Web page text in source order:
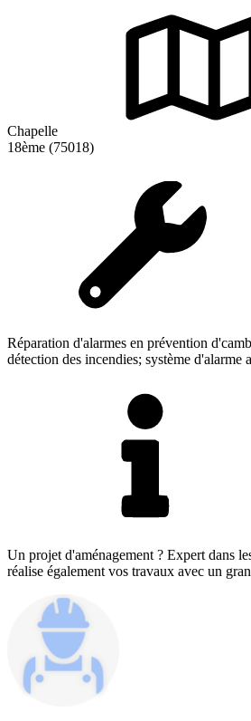
Chapelle
18ème (75018)
Réparation d'alarmes en prévention
détection des incendies; système d'alarme
Un projet d'aménagement ? Expert dans
réalise également vos travaux avec un